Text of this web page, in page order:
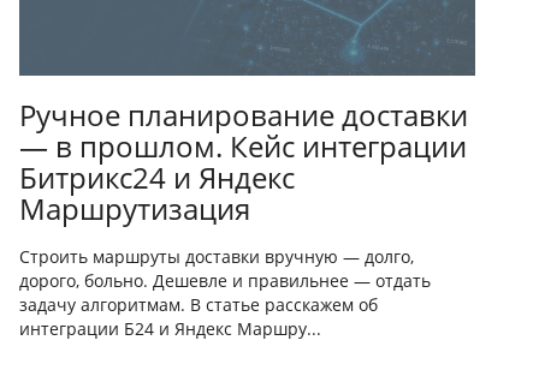
Ручное планирование доставки
— в прошлом. Кейс интеграции
Битрикс24 и Яндекс
Маршрутизация
Строить маршруты доставки вручную — долго,
дорого, больно. Дешевле и правильнее — отдать
задачу алгоритмам. В статье расскажем об
интеграции Б24 и Яндекс Маршру...